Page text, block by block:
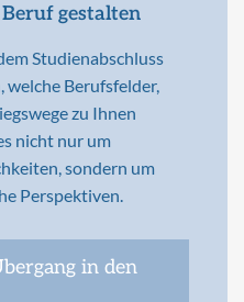
gestalten
Studienabschluss
welche Berufsfelder,
zu Ihnen
nicht nur um
sondern um
Perspektiven.
in den